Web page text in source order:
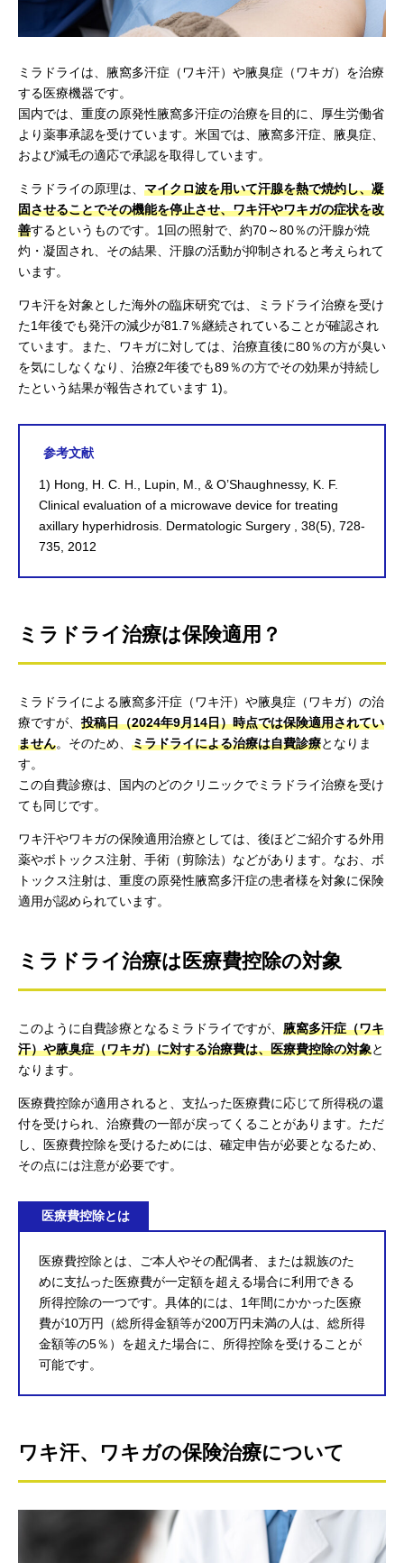
ミラドライは、腋窩多汗症（ワキ汗）や腋臭症（ワキガ）を治療
する医療機器です。
国内では、重度の原発性腋窩多汗症の治療を目的に、厚生労働省
より薬事承認を受けています。米国では、腋窩多汗症、腋臭症、
および減毛の適応で承認を取得しています。
ミラドライの原理は、 マイクロ波を用いて汗腺を熱で焼灼し、凝
固させることでその機能を停止させ、ワキ汗やワキガの症状を改
善するというものです。1回の照射で、約70～80％の汗腺が焼
灼・凝固され、その結果、汗腺の活動が抑制されると考えられて
います。
ワキ汗を対象とした海外の臨床研究では、ミラドライ治療を受け
た1年後でも発汗の減少が81.7％継続されていることが確認され
ています。また、ワキガに対しては、治療直後に80％の方が臭い
を気にしなくなり、治療2年後でも89％の方でその効果が持続し
たという結果が報告されています 1)。
参考文献
1) Hong, H. C. H., Lupin, M., & O’Shaughnessy, K. F.
Clinical evaluation of a microwave device for treating
axillary hyperhidrosis. Dermatologic Surgery , 38(5), 728-
735, 2012
ミラドライ治療は保険適用？
ミラドライによる腋窩多汗症（ワキ汗）や腋臭症（ワキガ）の治
療ですが、 投稿日（2024年9月14日）時点では保険適用されてい
ません。そのため、 ミラドライによる治療は自費診療となりま
す。
この自費診療は、国内のどのクリニックでミラドライ治療を受け
ても同じです。
ワキ汗やワキガの保険適用治療としては、後ほどご紹介する外用
薬やボトックス注射、手術（剪除法）などがあります。なお、ボ
トックス注射は、重度の原発性腋窩多汗症の患者様を対象に保険
適用が認められています。
ミラドライ治療は医療費控除の対象
このように自費診療となるミラドライですが、 腋窩多汗症（ワキ
汗）や腋臭症（ワキガ）に対する治療費は、医療費控除の対象と
なります。
医療費控除が適用されると、支払った医療費に応じて所得税の還
付を受けられ、治療費の一部が戻ってくることがあります。ただ
し、医療費控除を受けるためには、確定申告が必要となるため、
その点には注意が必要です。
医療費控除とは
医療費控除とは、ご本人やその配偶者、または親族のた
めに支払った医療費が一定額を超える場合に利用できる
所得控除の一つです。具体的には、1年間にかかった医療
費が10万円（総所得金額等が200万円未満の人は、総所得
金額等の5％）を超えた場合に、所得控除を受けることが
可能です。
ワキ汗、ワキガの保険治療について